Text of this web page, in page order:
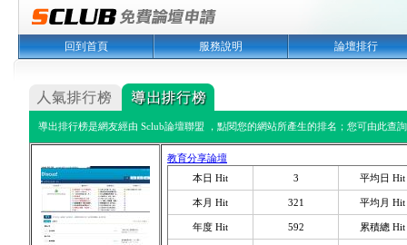
回到首頁 服務說明 論壇排行
導出排行榜是網友經由 Sclub論壇聯盟 ，點閱您的網站所產生的排名；您可由此查
教育分享論壇
本日 Hit
3 平均日 Hit
本月 Hit 321 平均月 Hit
年度 Hit 592 累積總 Hit